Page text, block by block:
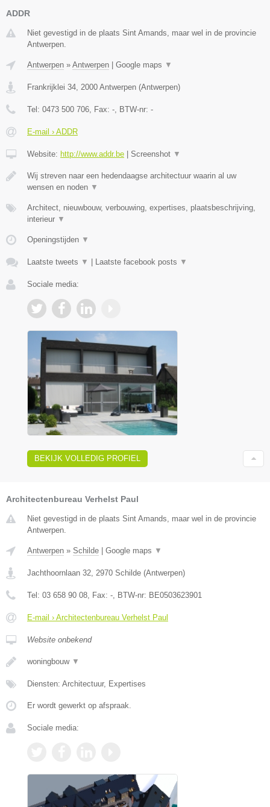
ADDR
Niet gevestigd in de plaats Sint Amands, maar wel in de provincie
Antwerpen.
Antwerpen » Antwerpen Google maps ▼
Frankrijklei 34, 2000 Antwerpen (Antwerpen)
Tel: 0473 500 706, Fax: -, BTW-nr: -
E-mail › ADDR
Website: http://www.addr.be Screenshot ▼
Wij streven naar een hedendaagse architectuur waarin al uw
wensen en noden ▼
Architect, nieuwbouw, verbouwing, expertises, plaatsbeschrijving,
interieur ▼
Openingstijden ▼
Laatste tweets ▼ Laatste facebook posts ▼
Sociale media:
BEKIJK VOLLEDIG PROFIEL
Architectenbureau Verhelst Paul
Niet gevestigd in de plaats Sint Amands, maar wel in de provincie
Antwerpen.
Antwerpen » Schilde Google maps ▼
Jachthoornlaan 32 2970 Schilde (Antwerpen)
Tel: 03 658 90 08 , Fax: - , BTW-nr: BE0503623901
E-mail › Architectenbureau Verhelst Paul
Website onbekend
woningbouw ▼
Diensten: Architectuur, Expertises
Er wordt gewerkt op afspraak.
Sociale media: